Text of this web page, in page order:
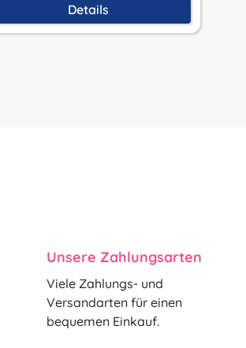
Details
Unsere Zahlungsarten
Viele Zahlungs- und
Versandarten für einen
bequemen Einkauf.